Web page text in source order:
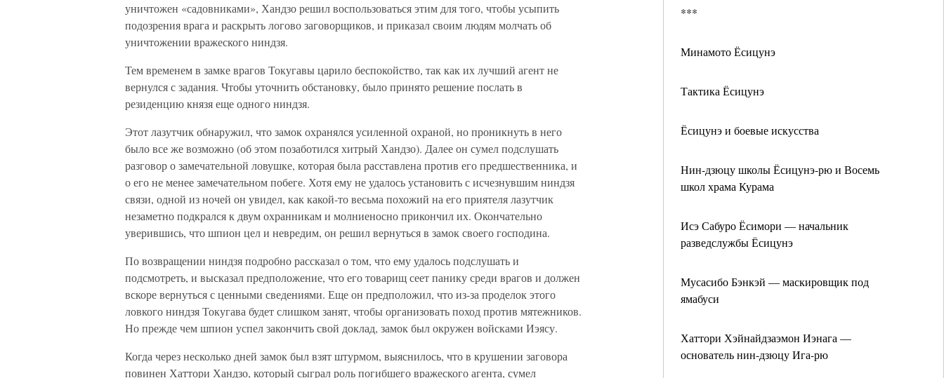
***
Минамото Ёсицунэ
Тактика Ёсицунэ
Ёсицунэ и боевые искусства
Нин-дзюцу школы Ёсицунэ-рю и Восемь
школ храма Курама
Исэ Сабуро Ёсимори — начальник
разведслужбы Ёсицунэ
Мусасибо Бэнкэй — маскировщик под
ямабуси
Хаттори Хэйнайдзаэмон Иэнага —
основатель нин-дзюцу Ига-рю
уничтожен «садовниками», Хандзо решил воспользоваться этим для того, чтобы усыпить
подозрения врага и раскрыть логово заговорщиков, и приказал своим людям молчать об
уничтожении вражеского ниндзя.
Тем временем в замке врагов Токугавы царило беспокойство, так как их лучший агент не
вернулся с задания. Чтобы уточнить обстановку, было принято решение послать в
резиденцию князя еще одного ниндзя.
Этот лазутчик обнаружил, что замок охранялся усиленной охраной, но проникнуть в него
было все же возможно (об этом позаботился хитрый Хандзо). Далее он сумел подслушать
разговор о замечательной ловушке, которая была расставлена против его предшественника, и
о его не менее замечательном побеге. Хотя ему не удалось установить с исчезнувшим ниндзя
связи, одной из ночей он увидел, как какой-то весьма похожий на его приятеля лазутчик
незаметно подкрался к двум охранникам и молниеносно прикончил их. Окончательно
уверившись, что шпион цел и невредим, он решил вернуться в замок своего господина.
По возвращении ниндзя подробно рассказал о том, что ему удалось подслушать и
подсмотреть, и высказал предположение, что его товарищ сеет панику среди врагов и должен
вскоре вернуться с ценными сведениями. Еще он предположил, что из-за проделок этого
ловкого ниндзя Токугава будет слишком занят, чтобы организовать поход против мятежников.
Но прежде чем шпион успел закончить свой доклад, замок был окружен войсками Иэясу.
Когда через несколько дней замок был взят штурмом, выяснилось, что в крушении заговора
повинен Хаттори Хандзо, который сыграл роль погибшего вражеского агента, сумел